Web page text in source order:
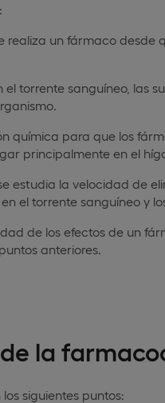
realiza un fármaco desde
el torrente sanguíneo, las
química para que los
principalmente en el
estudia la velocidad de
el torrente sanguíneo y
de los efectos de un
anteriores.
la
siguientes puntos: